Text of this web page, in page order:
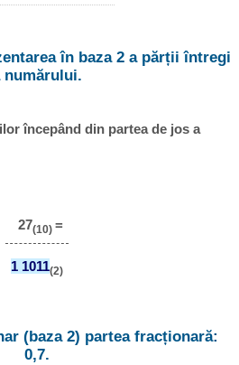
în baza 2 a părții întregi
numărului.
începând din partea de jos a
27(10) =
1 1011(2)
(baza 2) partea fracționară:
0,7.